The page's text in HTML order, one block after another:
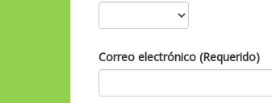
Correo electrónico (Requerido)